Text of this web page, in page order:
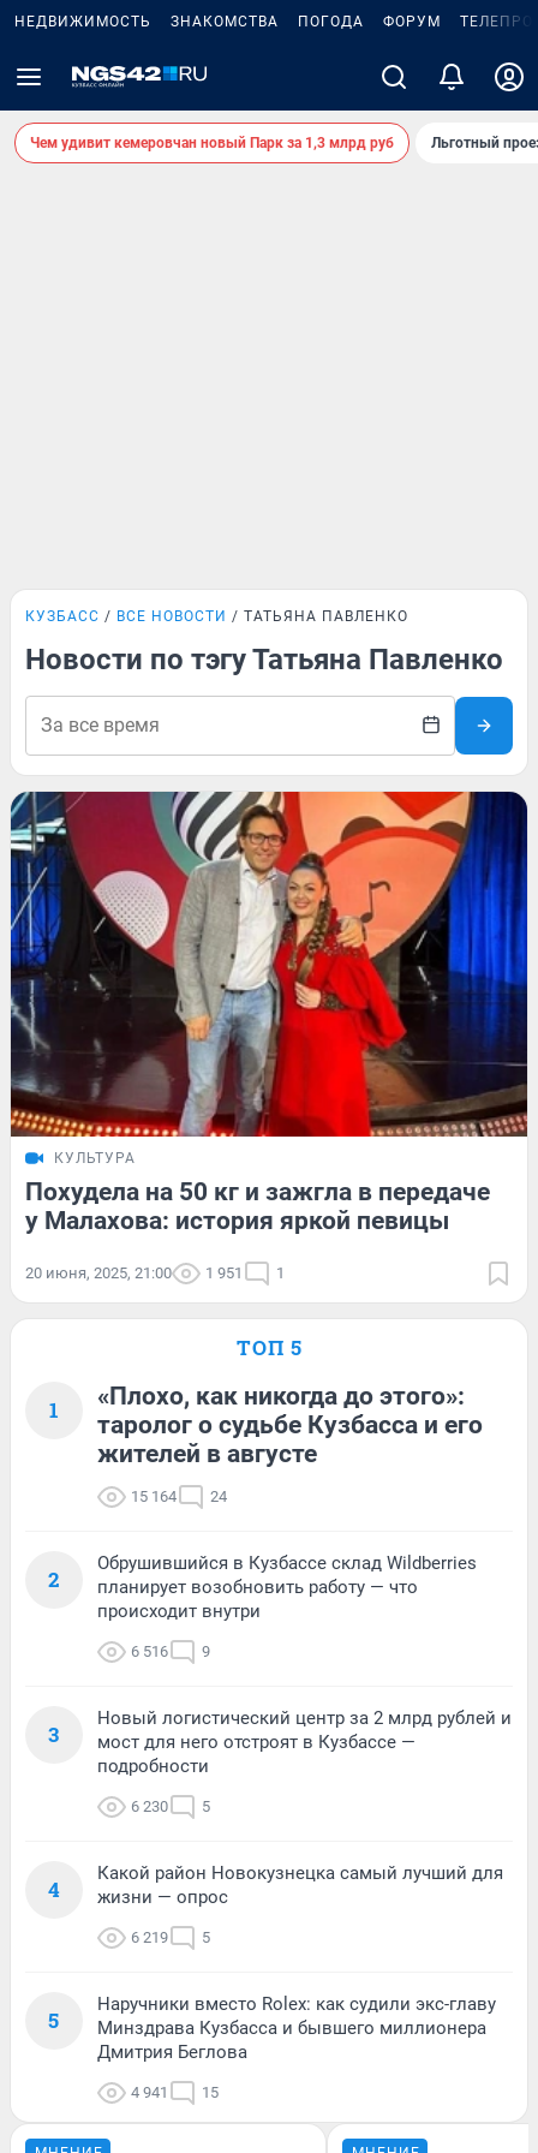
НЕДВИЖИМОСТЬ ЗНАКОМСТВА ПОГОДА ФОРУМ
Чем удивит кемеровчан новый Парк за 1,3 млрд руб Льготный
КУЗБАСС ВСЕ НОВОСТИ ТАТЬЯНА ПАВЛЕНКО
Новости по тэгу Татьяна Павленко
КУЛЬТУРА
Похудела на 50 кг и зажгла в передаче
у Малахова: история яркой певицы
20 июня, 2025, 21:00 1 951 1
ТОП 5
1
«Плохо, как никогда до этого»:
таролог о судьбе Кузбасса и его
жителей в августе
15 164 24
2
Обрушившийся в Кузбассе склад Wildberries
планирует возобновить работу — что
происходит внутри
6 516 9
3
Новый логистический центр за 2 млрд рублей и
мост для него отстроят в Кузбассе —
подробности
6 230 5
4
Какой район Новокузнецка самый лучший для
жизни — опрос
6 219 5
5
Наручники вместо Rolex: как судили экс-главу
Минздрава Кузбасса и бывшего миллионера
Дмитрия Беглова
4 941 15